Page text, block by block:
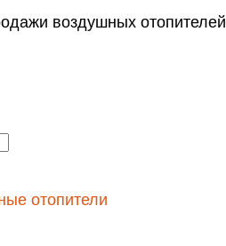
воздушных отопителей
отопители